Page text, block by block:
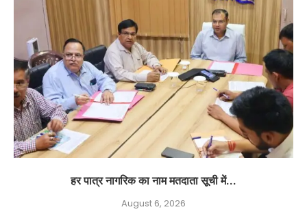
हर पात्र नागरिक का नाम मतदाता सूची में...
August 6, 2026